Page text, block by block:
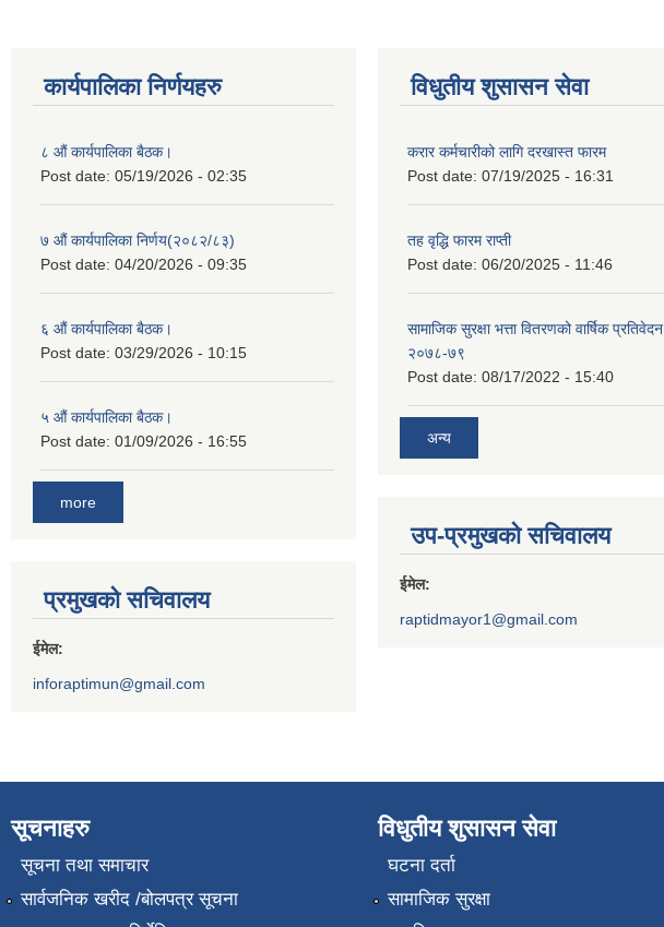
कार्यपालिका निर्णयहरु
८ औं कार्यपालिका बैठक।
Post date: 05/19/2026 - 02:35
७ औं कार्यपालिका निर्णय(२०८२/८३)
Post date: 04/20/2026 - 09:35
६ औं कार्यपालिका बैठक।
Post date: 03/29/2026 - 10:15
५ औं कार्यपालिका बैठक।
Post date: 01/09/2026 - 16:55
more
प्रमुखको सचिवालय
ईमेल:
inforaptimun@gmail.com
विधुतीय शुसासन सेवा
करार कर्मचारीको लागि दरखास्त फारम
Post date: 07/19/2025 - 16:31
तह वृद्धि फारम राप्ती
Post date: 06/20/2025 - 11:46
सामाजिक सुरक्षा भत्ता वितरणको वार्षिक प्रतिवेदन
२०७८-७९
Post date: 08/17/2022 - 15:40
अन्य
उप-प्रमुखको सचिवालय
ईमेल:
raptidmayor1@gmail.com
सूचनाहरु
सूचना तथा समाचार
सार्वजनिक खरीद /बोलपत्र सूचना
विधुतीय शुसासन सेवा
घटना दर्ता
सामाजिक सुरक्षा